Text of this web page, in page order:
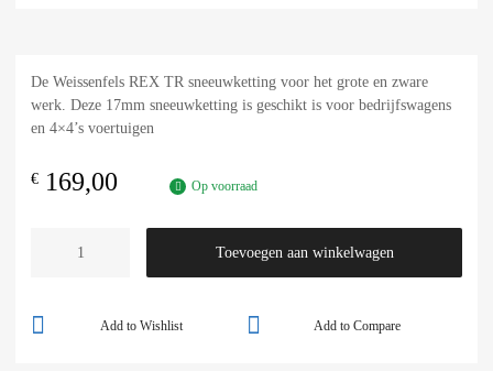
De Weissenfels REX TR sneeuwketting voor het grote en zware
werk. Deze 17mm sneeuwketting is geschikt is voor bedrijfswagens
en 4×4’s voertuigen
€ 169,00 Op voorraad
Toevoegen aan winkelwagen
Add to Compare
Add to Wishlist